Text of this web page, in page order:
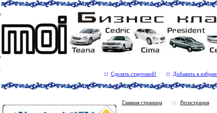
Сделать стартовой! Добавить в
Главная страница Регистрация